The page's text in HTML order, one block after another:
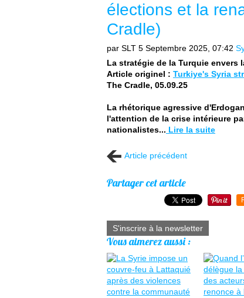
élections et la
Cradle)
par SLT 5 Septembre 2025, 07:42
La stratégie de la Turquie envers
Article originel : Turkiye's Syria
The Cradle, 05.09.25
La rhétorique agressive
l'attention de la crise intérieure
nationalistes... Lire la suite
Article précédent
Partager cet article
S'inscrire à la newsletter
Vous aimerez aussi :